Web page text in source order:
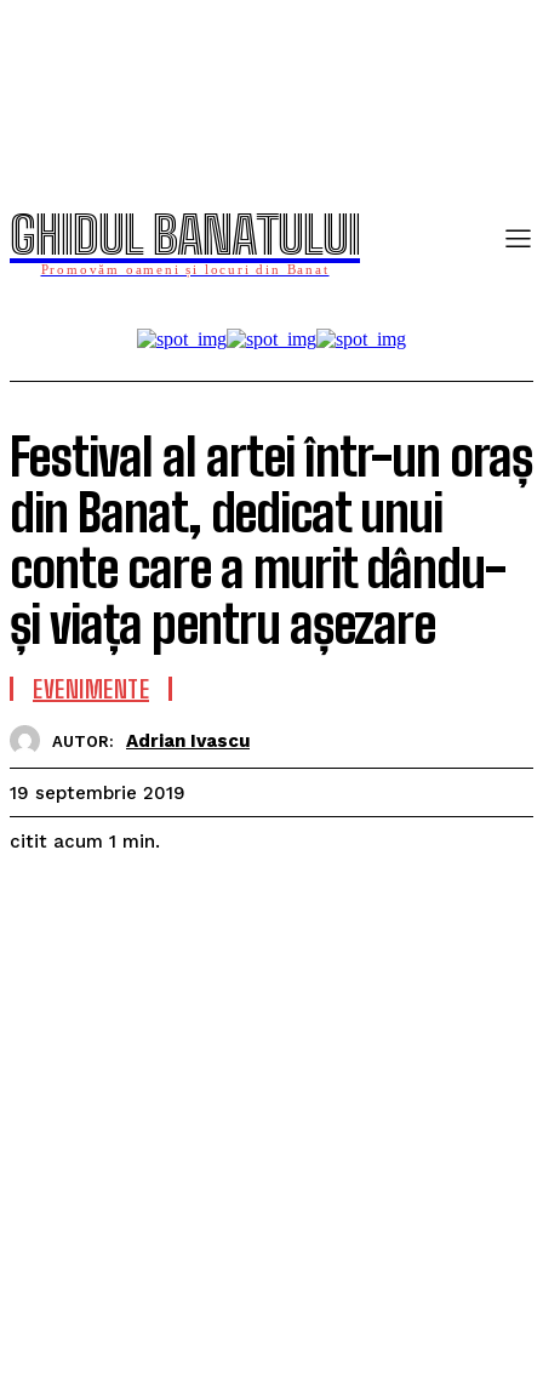
GHIDUL BANATULUI
Promovăm oameni și locuri din Banat
Festival al artei într-un oraș
din Banat, dedicat unui
conte care a murit dându-
și viața pentru așezare
EVENIMENTE
AUTOR: Adrian Ivascu
19 septembrie 2019
citit acum 1 min.